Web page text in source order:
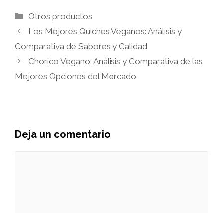
Categorías
Otros productos
Los Mejores Quiches Veganos: Análisis y
Comparativa de Sabores y Calidad
Chorico Vegano: Análisis y Comparativa de las
Mejores Opciones del Mercado
Deja un comentario